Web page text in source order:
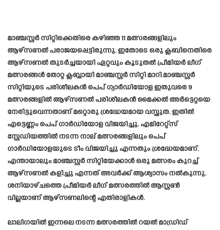
മാഞ്ചസ്റ്റർ സിറ്റിക്കെതിരെ കഴിഞ്ഞ 11 മത്സരങ്ങളിലും
ആഴ്സണൽ പരാജയപ്പെട്ടിരുന്നു. ഇതോടെ ഒരു ക്ലബിനെതിരെ
ആഴ്‌സണൽ തുടർച്ചയായി ഏറ്റവും കൂടുതൽ പ്രീമിയർ ലീഗ്
മത്സരങ്ങൾ തോറ്റ ക്ലബ്ബായി മാഞ്ചസ്റ്റർ സിറ്റി മാറി.മാഞ്ചസ്റ്റർ
സിറ്റിയുടെ പരിശീലകൻ പെപ് ഗ്വാർഡിയോള ഇതുവരെ 9
മത്സരങ്ങളിൽ ആഴ്സണൽ പരിശീലകൻ മൈക്കൽ അർട്ടെറ്റയെ
നേരിട്ടുവെന്നതാണ് മറ്റൊരു ശ്രദ്ധേയമായ വസ്തുത. ഇതിൽ
എട്ടെണ്ണം പെപ് ഗാർഡിയോള വിജയിച്ചു. എമിറേറ്റ്സ്
സ്റ്റേഡിയത്തിൽ നടന്ന നാല് മത്സരങ്ങളിലും പെപ്
ഗാർഡിയോളയുടെ ടീം വിജയിച്ചു എന്നതും ശ്രദ്ധേയമാണ്.
എന്തായാലും മാഞ്ചസ്റ്റർ സിറ്റിയേക്കാൾ ഒരു മത്സരം കുറച്ച്
ആഴ്സണൽ കളിച്ചു എന്നത് അവർക്ക് ആശ്വാസം നൽകുന്നു.
ശനിയാഴ്ചത്തെ പ്രീമിയർ ലീഗ് മത്സരത്തിൽ ആസ്റ്റൺ
വില്ലയാണ് ആഴ്സണലിന്റെ എതിരാളികൾ.
ലാലിഗയിൽ ഇന്നലെ നടന്ന മത്സരത്തിൽ റയൽ മാഡ്രിഡ്